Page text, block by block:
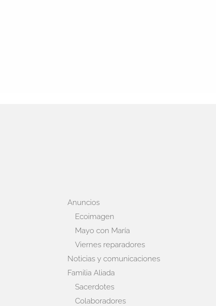
Anuncios
Ecoimagen
Mayo con María
Viernes reparadores
Noticias y comunicaciones
Familia Aliada
Sacerdotes
Colaboradores